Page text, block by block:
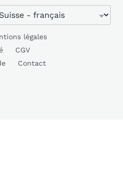
légales
CGV
Contact